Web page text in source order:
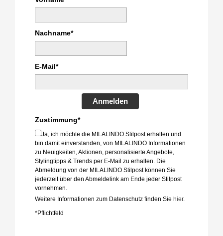
Nachname*
E-Mail*
Anmelden
Zustimmung*
Ja, ich möchte die MILALINDO Stilpost erhalten und
bin damit einverstanden, von MILALINDO Informationen
zu Neuigkeiten, Aktionen, personalisierte Angebote,
Stylingtipps & Trends per E-Mail zu erhalten. Die
Abmeldung von der MILALINDO Stilpost können Sie
jederzeit über den Abmeldelink am Ende jeder Stilpost
vornehmen.
Weitere Informationen zum Datenschutz finden Sie hier.
*Pflichtfeld